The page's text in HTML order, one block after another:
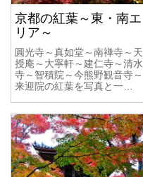
京都の紅葉～東・南エ
リア～
圓光寺～真如堂～南禅寺～天
授庵～大寧軒～建仁寺～清水
寺～智積院～今熊野観音寺～
来迎院の紅葉を写真と一…